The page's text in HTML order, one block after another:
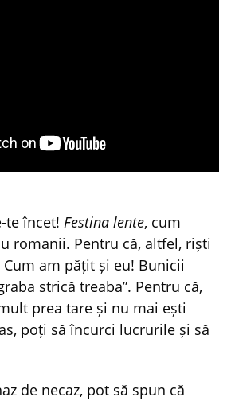
te încet! Festina lente, cum
romanii. Pentru că, altfel, riști
Cum am pățit și eu! Bunicii
strică treaba”. Pentru că,
prea tare și nu mai ești
poți să încurci lucrurile și să
de necaz, pot să spun că